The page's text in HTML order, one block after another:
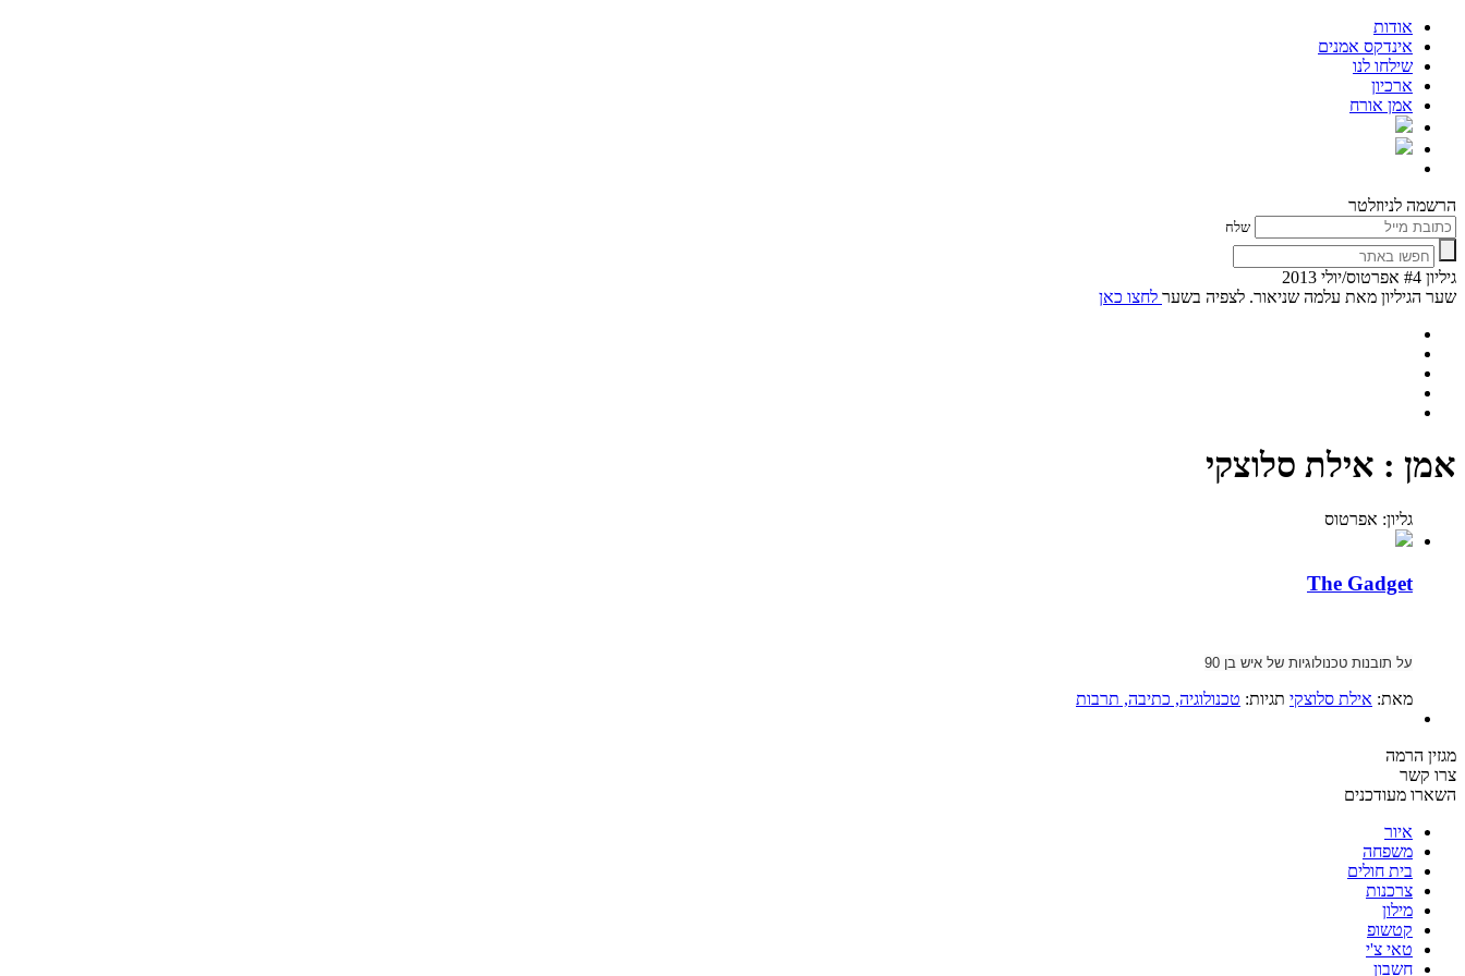
אודות
אינדקס אמנים
שילחו לנו
ארכיון
אמן אורח
הרשמה לניוזלטר
שלח
גיליון #4 אפרטוס/יולי 2013
שער הגיליון מאת עלמה שניאור. לצפיה בשער לחצו כאן
אמן : אילת סלוצקי
גליון: אפרטוס
The Gadget
על תובנות טכנולוגיות של איש בן 90
מאת: אילת סלוצקי תגיות: טכנולוגיה, כתיבה, תרבות
מגזין הרמה
צרו קשר
השארו מעודכנים
איור
משפחה
בית חולים
צרכנות
מילון
קטשופ
טאי צ'י
חשבון